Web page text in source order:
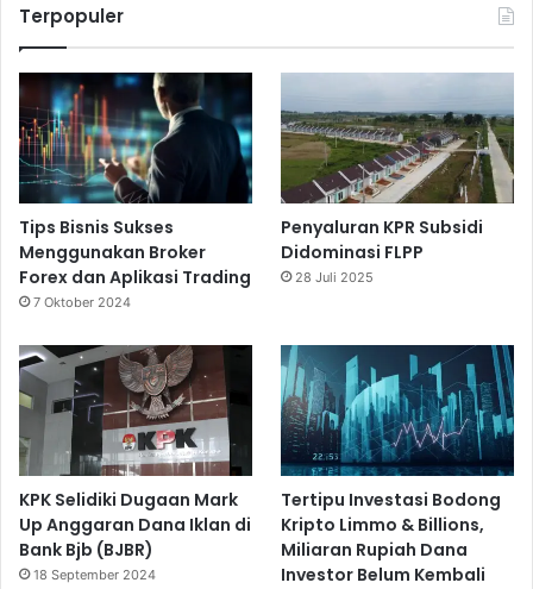
Terpopuler
Tips Bisnis Sukses
Menggunakan Broker
Forex dan Aplikasi Trading
7 Oktober 2024
Penyaluran KPR Subsidi
Didominasi FLPP
28 Juli 2025
KPK Selidiki Dugaan Mark
Up Anggaran Dana Iklan di
Bank Bjb (BJBR)
18 September 2024
Tertipu Investasi Bodong
Kripto Limmo & Billions,
Miliaran Rupiah Dana
Investor Belum Kembali